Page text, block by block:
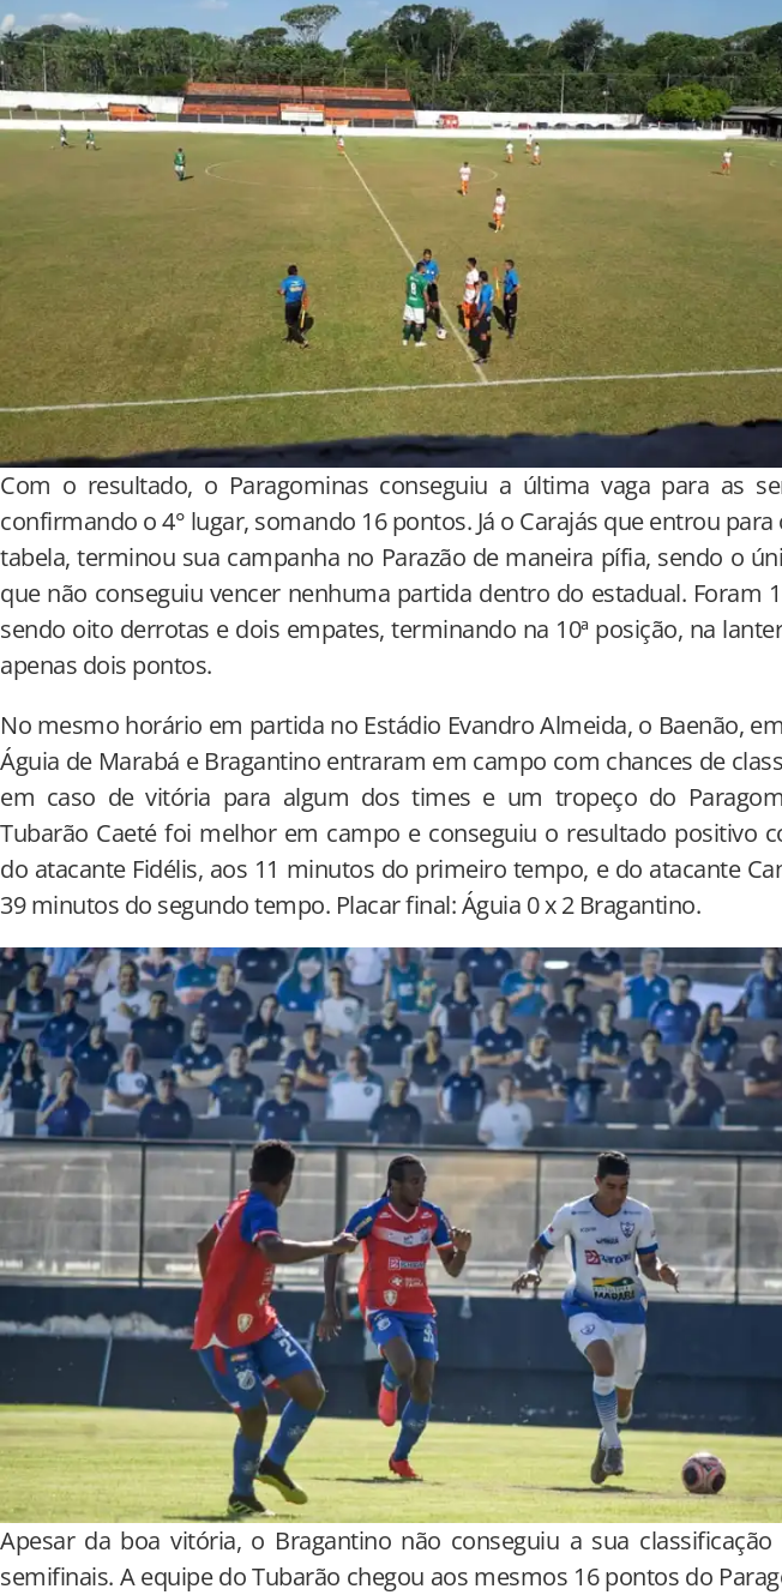
Com o resultado, o Paragominas conseguiu a última vaga para as
confirmando o 4° lugar, somando 16 pontos. Já o Carajás que entrou
tabela, terminou sua campanha no Parazão de maneira pífia, sendo o
que não conseguiu vencer nenhuma partida dentro do estadual. Foram
sendo oito derrotas e dois empates, terminando na 10ª posição, na
apenas dois pontos.
No mesmo horário em partida no Estádio Evandro Almeida, o Baenão,
Águia de Marabá e Bragantino entraram em campo com chances de
em caso de vitória para algum dos times e um tropeço do
Tubarão Caeté foi melhor em campo e conseguiu o resultado positivo
do atacante Fidélis, aos 11 minutos do primeiro tempo, e do atacante
39 minutos do segundo tempo. Placar final: Águia 0 x 2 Bragantino.
Apesar da boa vitória, o Bragantino não conseguiu a sua classificação
semifinais. A equipe do Tubarão chegou aos mesmos 16 pontos do